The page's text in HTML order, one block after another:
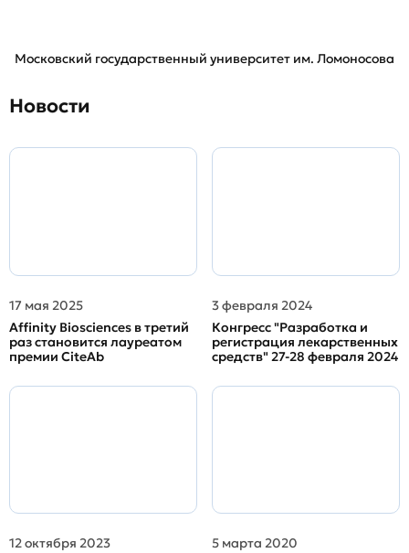
Московский государственный университет им. Ломоносова
Новости
17 мая 2025
Affinity Biosciences в третий
раз становится лауреатом
премии CiteAb
3 февраля 2024
Конгресс "Разработка и
регистрация лекарственных
средств" 27-28 февраля 2024
12 октября 2023
5 марта 2020